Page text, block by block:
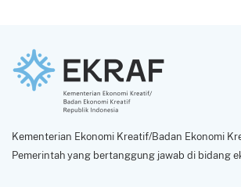
Kementerian Ekonomi Kreatif/Badan Ekonomi
Pemerintah yang bertanggung jawab di bidang